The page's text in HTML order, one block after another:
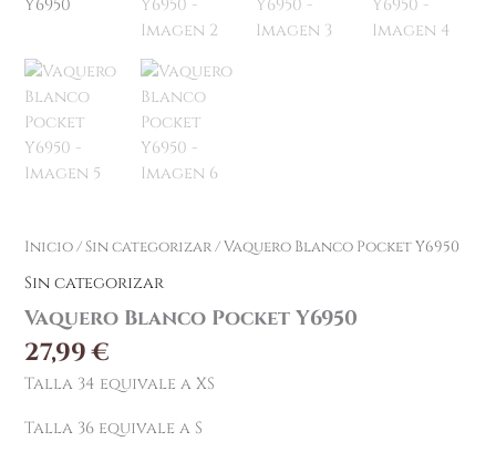
Inicio/Sin categorizar/ Vaquero Blanco Pocket Y6950
Sin categorizar
Vaquero Blanco Pocket Y6950
27,99€
Talla 34 equivale a XS
Talla 36 equivale a S